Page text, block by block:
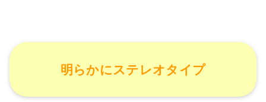
明らかにステレオタイプ